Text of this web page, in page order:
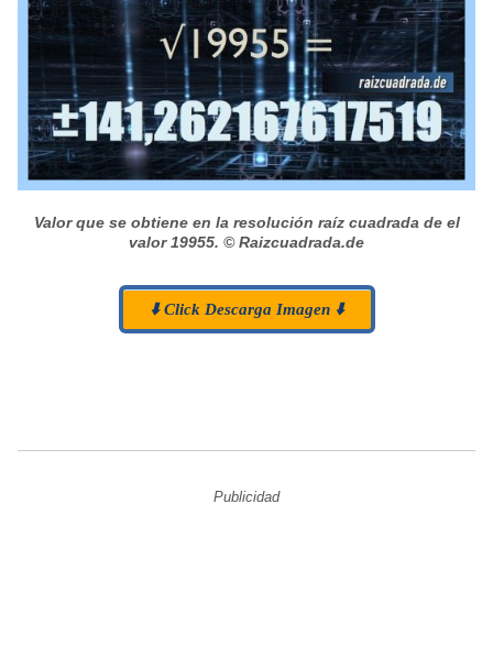
Valor que se obtiene en la resolución raíz cuadrada de el
valor 19955. © Raizcuadrada.de
⬇️ Click Descarga Imagen ⬇️
Publicidad